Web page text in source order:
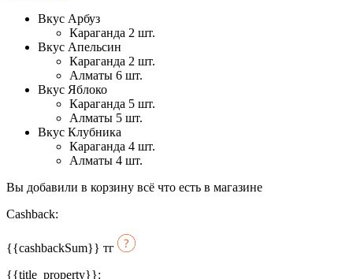
Вкус Арбуз
Караганда 2 шт.
Вкус Апельсин
Караганда 2 шт.
Алматы 6 шт.
Вкус Яблоко
Караганда 5 шт.
Алматы 5 шт.
Вкус Клубника
Караганда 4 шт.
Алматы 4 шт.
Вы добавили в корзину всё что есть в магазине
Cashback:
{{cashbackSum}} тг
{{title_property}}: